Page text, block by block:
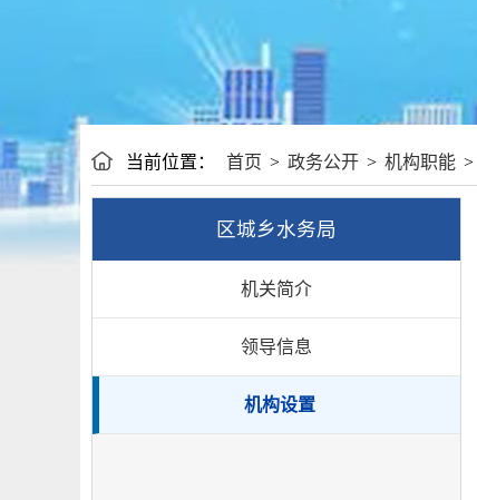
当前位置： 首页 > 政务公开 > 机构职能 >
区城乡水务局
机关简介
领导信息
机构设置